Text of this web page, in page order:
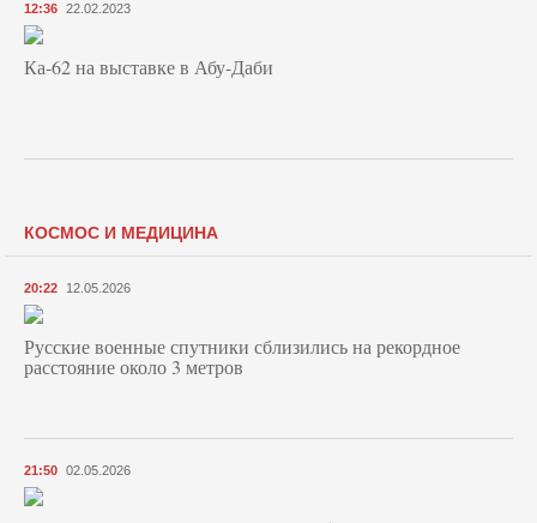
12:36 22.02.2023
Ка-62 на выставке в Абу-Даби
КОСМОС И МЕДИЦИНА
20:22 12.05.2026
Русские военные спутники сблизились на рекордное
расстояние около 3 метров
21:50 02.05.2026